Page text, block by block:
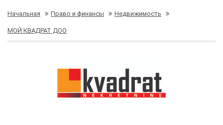
Начальная Право и финансы Недвижимость
МОЙ КВАДРАТ ДОО